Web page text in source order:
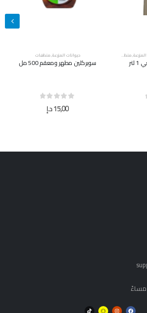
حيوانات المزرعة,منظفات
سوبركلين مطهر ومعقم 5 لتر
40,00د.إ